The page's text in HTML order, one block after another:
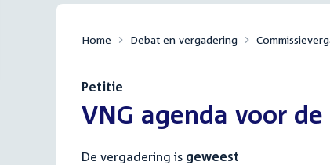
Home Debat en vergadering
Petitie
:VNG agenda voor
De vergadering is geweest